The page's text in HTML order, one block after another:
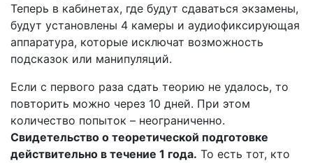
Теперь в кабинетах, где будут сдаваться экзамены,
будут установлены 4 камеры и аудиофиксирующая
аппаратура, которые исключат возможность
подсказок или манипуляций.
Если с первого раза сдать теорию не удалось, то
повторить можно через 10 дней. При этом
количество попыток – неограниченно.
Свидетельство о теоретической подготовке
действительно в течение 1 года. То есть тот, кто